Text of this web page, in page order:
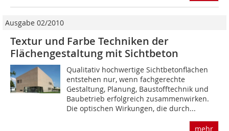
Ausgabe 02/2010
Textur und Farbe Techniken der
Flächengestaltung mit Sichtbeton
Qualitativ hochwertige Sichtbetonflächen
ent­stehen nur, wenn fachgerechte
Gestaltung, Planung, Baustofftechnik und
Baubetrieb erfolgreich zusammenwirken.
Die optischen Wirkungen, die durch...
mehr